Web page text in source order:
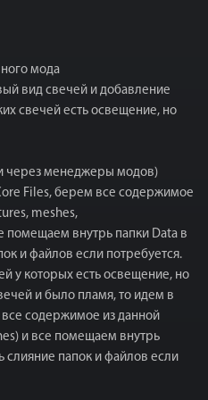
мода
вид свечей и добавление
свечей есть освещение, но
через менеджеры модов)
Files, берем все содержимое
meshes,
помещаем внутрь папки Data в
и файлов если потребуется.
у которых есть освещение, но
и было пламя, то идем в
содержимое из данной
и все помещаем внутрь
слияние папок и файлов если